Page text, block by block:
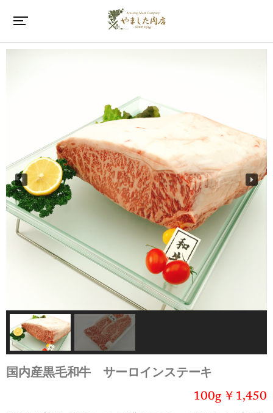
国内産黒毛和牛 サーロインステーキ
100g ￥1,450